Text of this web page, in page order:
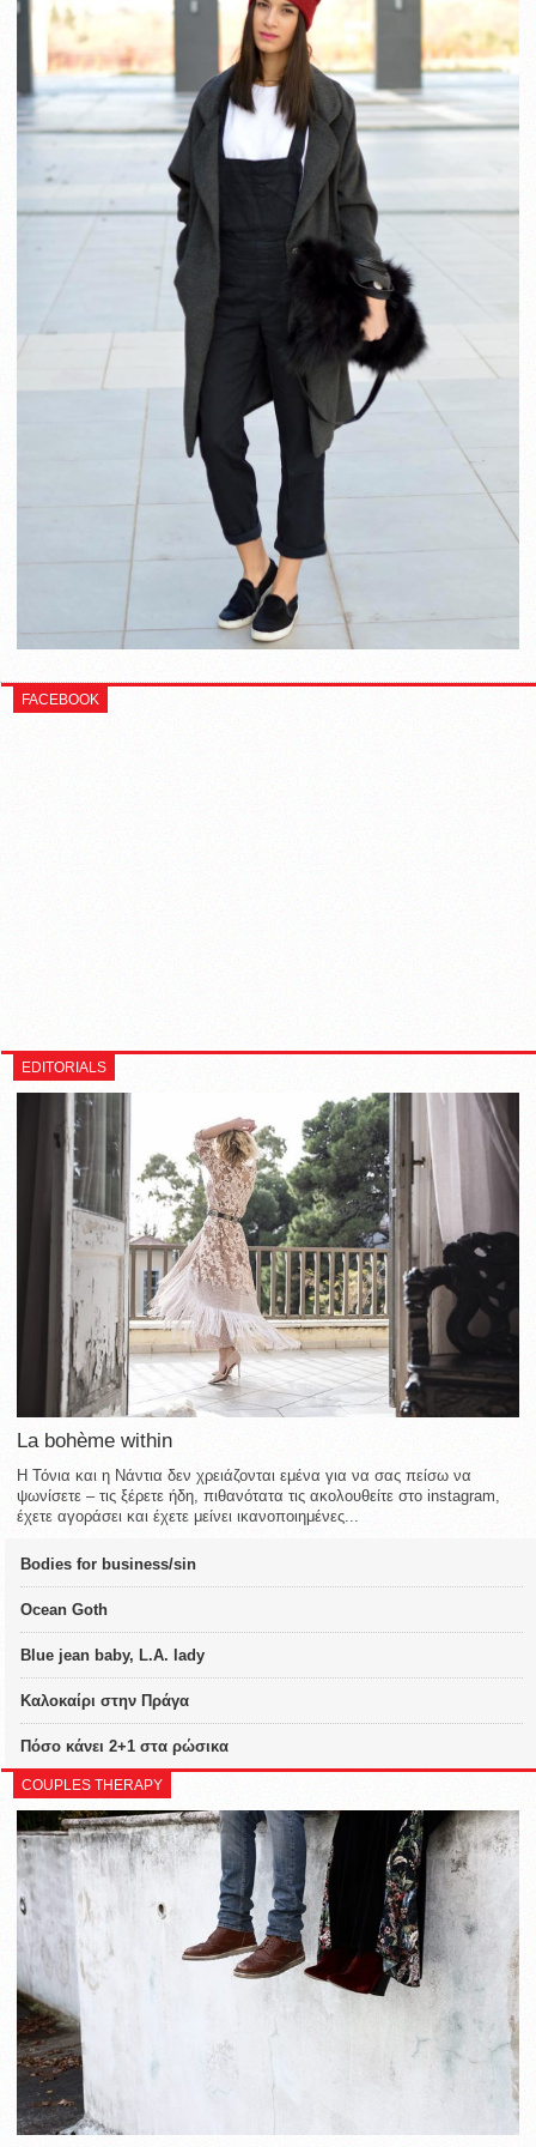
FACEBOOK
EDITORIALS
La bohème within
Η Τόνια και η Νάντια δεν χρειάζονται εμένα για να σας πείσω να
ψωνίσετε – τις ξέρετε ήδη, πιθανότατα τις ακολουθείτε στο instagram,
έχετε αγοράσει και έχετε μείνει ικανοποιημένες...
Bodies for business/sin
Ocean Goth
Blue jean baby, L.A. lady
Καλοκαίρι στην Πράγα
Πόσο κάνει 2+1 στα ρώσικα
COUPLES THERAPY